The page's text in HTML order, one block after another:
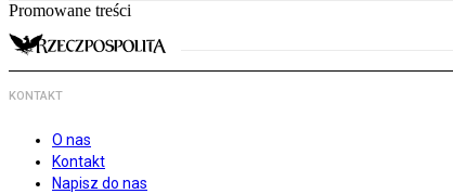
Promowane treści
KONTAKT
O nas
Kontakt
Napisz do nas